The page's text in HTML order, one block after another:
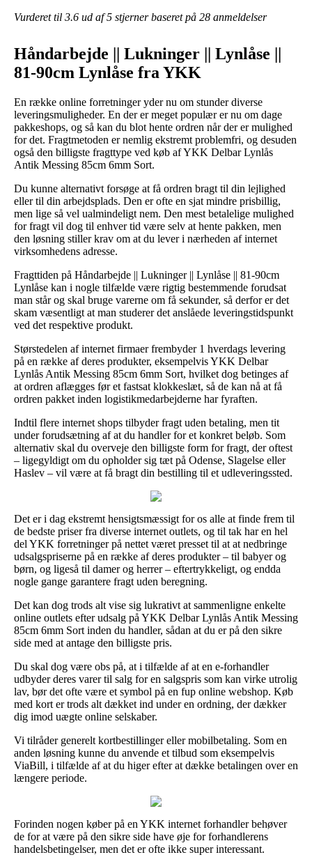
Vurderet til 3.6 ud af 5 stjerner baseret på 28 anmeldelser
Håndarbejde || Lukninger || Lynlåse ||
81-90cm Lynlåse fra YKK
En række online forretninger yder nu om stunder diverse
leveringsmuligheder. En der er meget populær er nu om dage
pakkeshops, og så kan du blot hente ordren når der er mulighed
for det. Fragtmetoden er nemlig ekstremt problemfri, og desuden
også den billigste fragttype ved køb af YKK Delbar Lynlås
Antik Messing 85cm 6mm Sort.
Du kunne alternativt forsøge at få ordren bragt til din lejlighed
eller til din arbejdsplads. Den er ofte en sjat mindre prisbillig,
men lige så vel ualmindeligt nem. Den mest betalelige mulighed
for fragt vil dog til enhver tid være selv at hente pakken, men
den løsning stiller krav om at du lever i nærheden af internet
virksomhedens adresse.
Fragttiden på Håndarbejde || Lukninger || Lynlåse || 81-90cm
Lynlåse kan i nogle tilfælde være rigtig bestemmende forudsat
man står og skal bruge varerne om få sekunder, så derfor er det
skam væsentligt at man studerer det anslåede leveringstidspunkt
ved det respektive produkt.
Størstedelen af internet firmaer frembyder 1 hverdags levering
på en række af deres produkter, eksempelvis YKK Delbar
Lynlås Antik Messing 85cm 6mm Sort, hvilket dog betinges af
at ordren aflægges før et fastsat klokkeslæt, så de kan nå at få
ordren pakket inden logistikmedarbejderne har fyraften.
Indtil flere internet shops tilbyder fragt uden betaling, men tit
under forudsætning af at du handler for et konkret beløb. Som
alternativ skal du overveje den billigste form for fragt, der oftest
– ligegyldigt om du opholder sig tæt på Odense, Slagelse eller
Haslev – vil være at få bragt din bestilling til et udleveringssted.
Det er i dag ekstremt hensigtsmæssigt for os alle at finde frem til
de bedste priser fra diverse internet outlets, og til tak har en hel
del YKK forretninger på nettet været presset til at at nedbringe
udsalgspriserne på en række af deres produkter – til babyer og
børn, og ligeså til damer og herrer – eftertrykkeligt, og endda
nogle gange garantere fragt uden beregning.
Det kan dog trods alt vise sig lukrativt at sammenligne enkelte
online outlets efter udsalg på YKK Delbar Lynlås Antik Messing
85cm 6mm Sort inden du handler, sådan at du er på den sikre
side med at antage den billigste pris.
Du skal dog være obs på, at i tilfælde af at en e-forhandler
udbyder deres varer til salg for en salgspris som kan virke utrolig
lav, bør det ofte være et symbol på en fup online webshop. Køb
med kort er trods alt dækket ind under en ordning, der dækker
dig imod uægte online selskaber.
Vi tilråder generelt kortbestillinger eller mobilbetaling. Som en
anden løsning kunne du anvende et tilbud som eksempelvis
ViaBill, i tilfælde af at du higer efter at dække betalingen over en
længere periode.
Forinden nogen køber på en YKK internet forhandler behøver
de for at være på den sikre side have øje for forhandlerens
handelsbetingelser, men det er ofte ikke super interessant.